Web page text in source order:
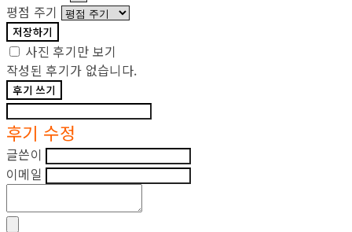
평점 주기
저장하기
사진 후기만 보기
작성된 후기가 없습니다.
후기 쓰기
후기 수정
글쓴이
이메일